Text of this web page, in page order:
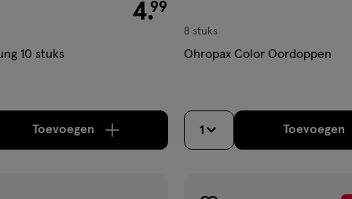
€ 4.99
4.99
10 stuks
Toevoegenverhoog aantal met één, Bijna uitverkocht!Er
8 stuks
Ohropax Color Oordoppen
1 Toevoegen